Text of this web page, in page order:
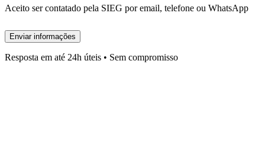
Aceito ser contatado pela SIEG por email, telefone ou WhatsApp
Enviar informações
Resposta em até 24h úteis • Sem compromisso